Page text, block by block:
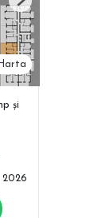
Next
și
2026